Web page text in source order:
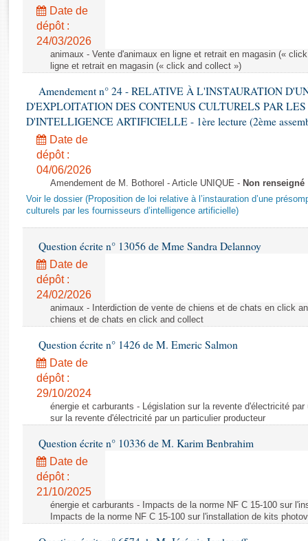
Rapports législatifs
Rapports sur l'application des lois
Baromètre de l’application des lois
Dossiers législatifs
Budget et sécurité sociale
Questions écrites et orales
Comptes rendus des débats
Date de
dépôt :
24/03/2026
animaux - Vente d'animaux en ligne et retrait en magasin («
ligne et retrait en magasin (« click and collect »)
Amendement n° 24 - RELATIVE À L'INSTAURATION
D'EXPLOITATION DES CONTENUS CULTURELS PAR LES
D'INTELLIGENCE ARTIFICIELLE - 1ère lecture (2ème
Date de
dépôt :
04/06/2026
Amendement de M. Bothorel - Article UNIQUE - Non renseigné
Voir le dossier (Proposition de loi relative à l’instauration d’une
culturels par les fournisseurs d’intelligence artificielle)
Question écrite n° 13056 de Mme Sandra Delannoy
Date de
dépôt :
24/02/2026
animaux - Interdiction de vente de chiens et de chats en click
chiens et de chats en click and collect
Question écrite n° 1426 de M. Emeric Salmon
Date de
dépôt :
29/10/2024
énergie et carburants - Législation sur la revente d'électricité
sur la revente d'électricité par un particulier producteur
Question écrite n° 10336 de M. Karim Benbrahim
Date de
dépôt :
21/10/2025
énergie et carburants - Impacts de la norme NF C 15-100 sur
Impacts de la norme NF C 15-100 sur l'installation de kits